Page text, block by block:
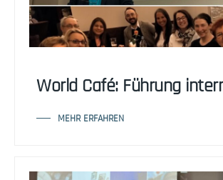
World Café: Führung
MEHR ERFAHREN